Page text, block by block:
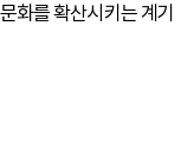
화를 확산시키는 계기